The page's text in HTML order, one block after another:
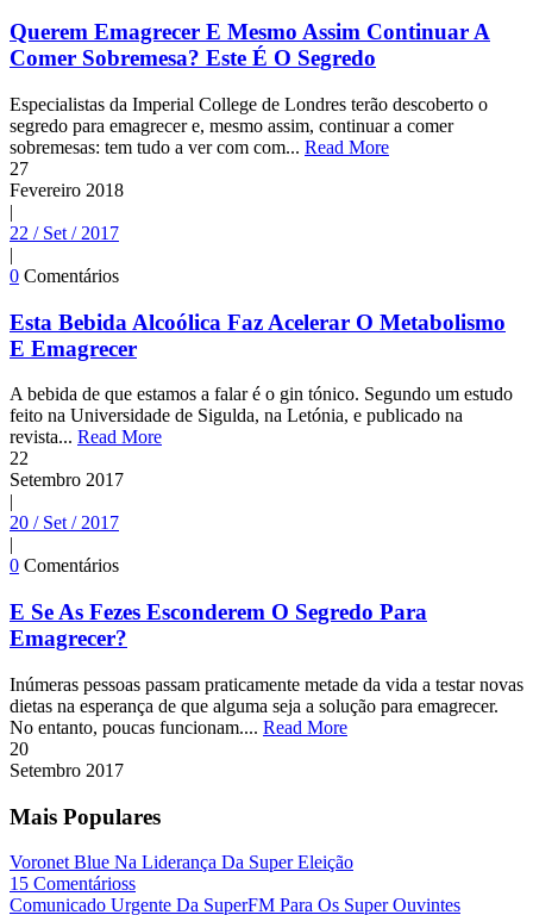
Querem Emagrecer E Mesmo Assim Continuar A
Comer Sobremesa? Este É O Segredo
Especialistas da Imperial College de Londres terão descoberto o
segredo para emagrecer e, mesmo assim, continuar a comer
sobremesas: tem tudo a ver com com... Read More
27
Fevereiro 2018
|
22 / Set / 2017
|
0 Comentários
Esta Bebida Alcoólica Faz Acelerar O Metabolismo
E Emagrecer
A bebida de que estamos a falar é o gin tónico. Segundo um estudo
feito na Universidade de Sigulda, na Letónia, e publicado na
revista... Read More
22
Setembro 2017
|
20 / Set / 2017
|
0 Comentários
E Se As Fezes Esconderem O Segredo Para
Emagrecer?
Inúmeras pessoas passam praticamente metade da vida a testar novas
dietas na esperança de que alguma seja a solução para emagrecer.
No entanto, poucas funcionam.... Read More
20
Setembro 2017
Mais Populares
Voronet Blue Na Liderança Da Super Eleição
15 Comentárioss
Comunicado Urgente Da SuperFM Para Os Super Ouvintes